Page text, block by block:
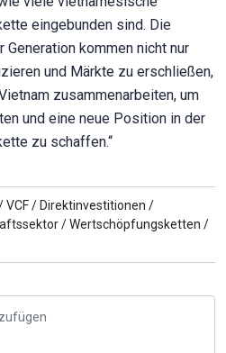
eingebunden sind. Die
Generation kommen nicht nur
und Märkte zu erschließen,
zusammenarbeiten, um
und eine neue Position in der
zu schaffen.“
VCF / Direktinvestitionen /
/Wertschöpfungsketten /